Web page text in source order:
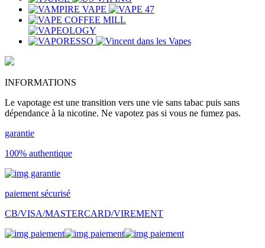
INFORMATIONS
Le vapotage est une transition vers une vie sans tabac puis sans
dépendance à la nicotine. Ne vapotez pas si vous ne fumez pas.
garantie
100% authentique
paiement sécurisé
CB/VISA/MASTERCARD/VIREMENT